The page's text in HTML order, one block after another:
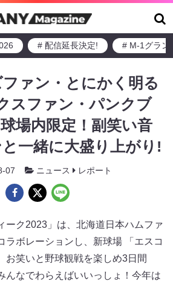
# 配信延長決定! # M-1グラン
ァン・とにかく明る
スファン・パンクブ
場内限定！副笑い音
一緒に大盛り上がり!
07 ニュース レポート
ーク2023」は、北海道日本ハムファ
ラボレーションし、新球場 「エスコ
お笑いと野球観戦を楽しめ3日間
んなでわらえばいいっしょ！今年は